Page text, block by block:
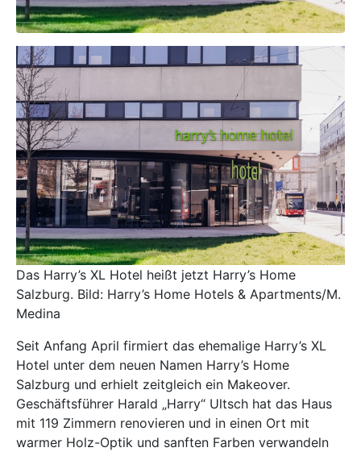
Das Harry’s XL Hotel heißt jetzt Harry’s Home
Salzburg. Bild: Harry’s Home Hotels & Apartments/M.
Medina
Seit Anfang April firmiert das ehemalige Harry’s XL
Hotel unter dem neuen Namen Harry’s Home
Salzburg und erhielt zeitgleich ein Makeover.
Geschäftsführer Harald „Harry“ Ultsch hat das Haus
mit 119 Zimmern renovieren und in einen Ort mit
warmer Holz-Optik und sanften Farben verwandeln